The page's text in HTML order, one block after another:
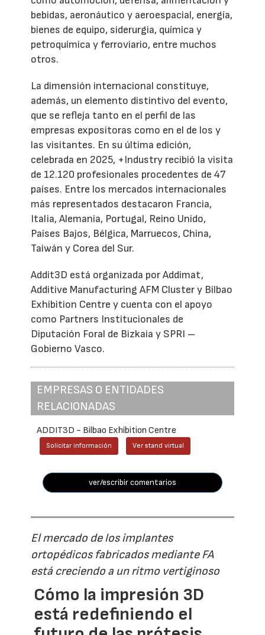
bebidas, aeronáutico y aeroespacial, energía,
bienes de equipo, siderurgia, química y
petroquímica y ferroviario, entre muchos
otros.
La dimensión internacional constituye,
además, un elemento distintivo del evento,
que se refleja tanto en el perfil de las
empresas expositoras como en el de los y
las visitantes. En su última edición,
celebrada en 2025, +Industry recibió la visita
de 12.120 profesionales procedentes de 47
países. Entre los mercados internacionales
más representados destacaron Francia,
Italia, Alemania, Portugal, Reino Unido,
Países Bajos, Bélgica, Marruecos, China,
Taiwán y Corea del Sur.
Addit3D está organizada por Addimat,
Additive Manufacturing AFM Cluster y Bilbao
Exhibition Centre y cuenta con el apoyo
como Partners Institucionales de
Diputación Foral de Bizkaia y SPRI –
Gobierno Vasco.
EMPRESAS O ENTIDADES
RELACIONADAS
ADDIT3D - Bilbao Exhibition Centre
Solicitar información Ver stand virtual
ver/escribir comentarios
El mercado de los implantes
ortopédicos fabricados mediante FA
está creciendo a un ritmo vertiginoso
Cómo la impresión 3D
está redefiniendo el